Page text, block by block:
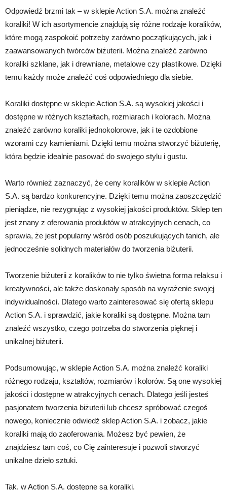
Odpowiedź brzmi tak – w sklepie Action S.A. można znaleźć
koraliki! W ich asortymencie znajdują się różne rodzaje koralików,
które mogą zaspokoić potrzeby zarówno początkujących, jak i
zaawansowanych twórców biżuterii. Można znaleźć zarówno
koraliki szklane, jak i drewniane, metalowe czy plastikowe. Dzięki
temu każdy może znaleźć coś odpowiedniego dla siebie.
Koraliki dostępne w sklepie Action S.A. są wysokiej jakości i
dostępne w różnych kształtach, rozmiarach i kolorach. Można
znaleźć zarówno koraliki jednokolorowe, jak i te ozdobione
wzorami czy kamieniami. Dzięki temu można stworzyć biżuterię,
która będzie idealnie pasować do swojego stylu i gustu.
Warto również zaznaczyć, że ceny koralików w sklepie Action
S.A. są bardzo konkurencyjne. Dzięki temu można zaoszczędzić
pieniądze, nie rezygnując z wysokiej jakości produktów. Sklep ten
jest znany z oferowania produktów w atrakcyjnych cenach, co
sprawia, że jest popularny wśród osób poszukujących tanich, ale
jednocześnie solidnych materiałów do tworzenia biżuterii.
Tworzenie biżuterii z koralików to nie tylko świetna forma relaksu i
kreatywności, ale także doskonały sposób na wyrażenie swojej
indywidualności. Dlatego warto zainteresować się ofertą sklepu
Action S.A. i sprawdzić, jakie koraliki są dostępne. Można tam
znaleźć wszystko, czego potrzeba do stworzenia pięknej i
unikalnej biżuterii.
Podsumowując, w sklepie Action S.A. można znaleźć koraliki
różnego rodzaju, kształtów, rozmiarów i kolorów. Są one wysokiej
jakości i dostępne w atrakcyjnych cenach. Dlatego jeśli jesteś
pasjonatem tworzenia biżuterii lub chcesz spróbować czegoś
nowego, koniecznie odwiedź sklep Action S.A. i zobacz, jakie
koraliki mają do zaoferowania. Możesz być pewien, że
znajdziesz tam coś, co Cię zainteresuje i pozwoli stworzyć
unikalne dzieło sztuki.
Tak, w Action S.A. dostępne są koraliki.